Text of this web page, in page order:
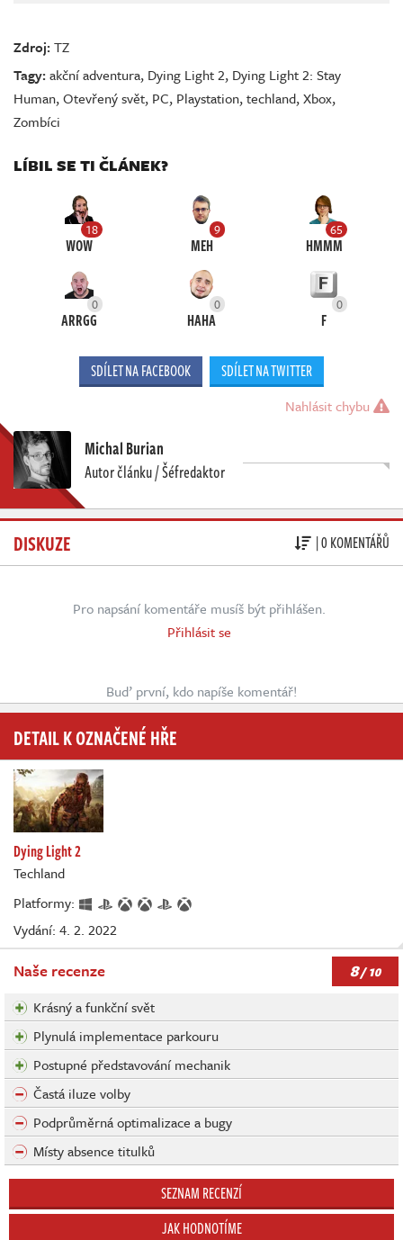
Zdroj:TZ
Tagy:akční adventura, Dying Light 2, Dying Light 2: Stay
Human,Otevřený svět, PC, Playstation,techland,Xbox,
Zombíci
LÍBIL SE TI ČLÁNEK?
18
WOW
9
MEH
65
HMMM
0
ARRGG
0
HAHA
0
F
SDÍLET NA FACEBOOK SDÍLET NA TWITTER
Nahlásit chybu
Michal Burian
Autor článku / Šéfredaktor
DISKUZE | 0 KOMENTÁŘŮ
Pro napsání komentáře musíš být přihlášen.
Přihlásit se
Buď první, kdo napíše komentář!
DETAIL K OZNAČENÉ HŘE
Dying Light 2
Techland
Platformy:
Vydání: 4. 2. 2022
Naše recenze 8/ 10
Krásný a funkční svět
Plynulá implementace parkouru
Postupné představování mechanik
Častá iluze volby
Podprůměrná optimalizace a bugy
Místy absence titulků
SEZNAM RECENZÍ
JAK HODNOTÍME